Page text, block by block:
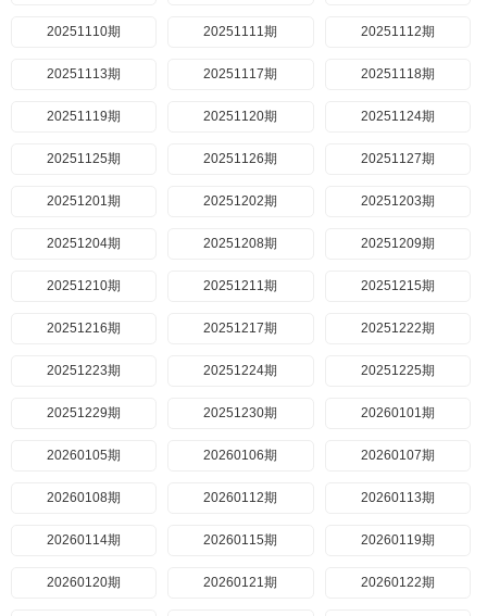
20251110期 20251111期 20251112期
20251113期 20251117期 20251118期
20251119期 20251120期 20251124期
20251125期 20251126期 20251127期
20251201期 20251202期 20251203期
20251204期 20251208期 20251209期
20251210期 20251211期 20251215期
20251216期 20251217期 20251222期
20251223期 20251224期 20251225期
20251229期 20251230期 20260101期
20260105期 20260106期 20260107期
20260108期 20260112期 20260113期
20260114期 20260115期 20260119期
20260120期 20260121期 20260122期